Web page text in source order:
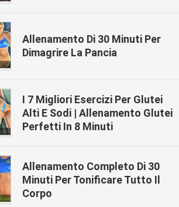
Allenamento Di 30 Minuti Per
Dimagrire La Pancia
I 7 Migliori Esercizi Per Glutei
Alti E Sodi | Allenamento Glutei
Perfetti In 8 Minuti
Allenamento Completo Di 30
Minuti Per Tonificare Tutto Il
Corpo